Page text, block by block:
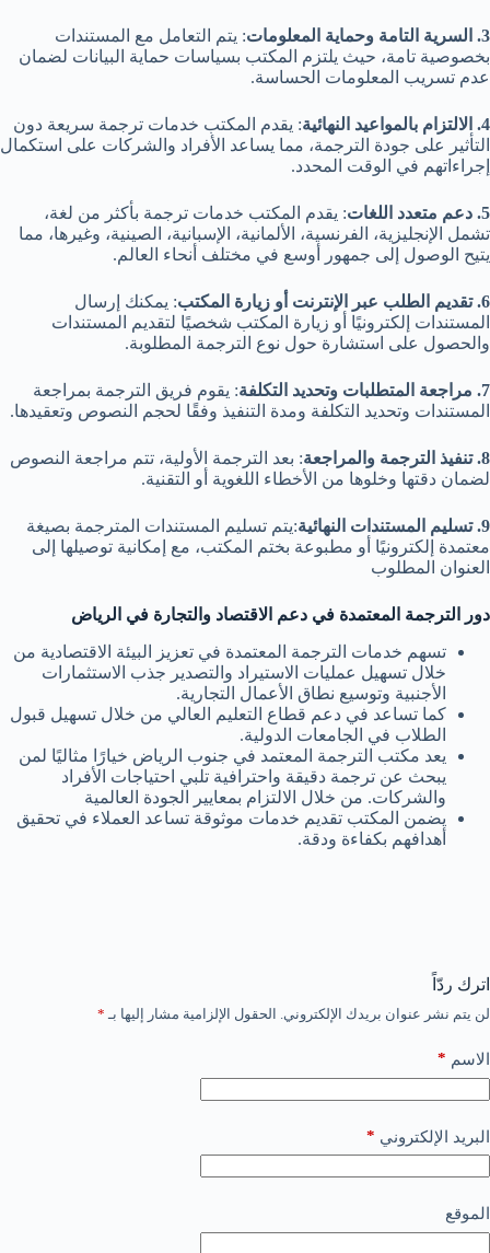
3. السرية التامة وحماية المعلومات
: يتم التعامل مع المستندات
بخصوصية تامة، حيث يلتزم المكتب بسياسات حماية البيانات لضمان
عدم تسريب المعلومات الحساسة.
4. الالتزام بالمواعيد النهائية
: يقدم المكتب خدمات ترجمة سريعة دون
التأثير على جودة الترجمة، مما يساعد الأفراد والشركات على استكمال
إجراءاتهم في الوقت المحدد.
5. دعم متعدد اللغات
: يقدم المكتب خدمات ترجمة بأكثر من لغة،
تشمل الإنجليزية، الفرنسية، الألمانية، الإسبانية، الصينية، وغيرها، مما
يتيح الوصول إلى جمهور أوسع في مختلف أنحاء العالم.
6. تقديم الطلب عبر الإنترنت أو زيارة المكتب
: يمكنك إرسال
المستندات إلكترونيًا أو زيارة المكتب شخصيًا لتقديم المستندات
والحصول على استشارة حول نوع الترجمة المطلوبة.
7. مراجعة المتطلبات وتحديد التكلفة
: يقوم فريق الترجمة بمراجعة
المستندات وتحديد التكلفة ومدة التنفيذ وفقًا لحجم النصوص وتعقيدها.
8. تنفيذ الترجمة والمراجعة
: بعد الترجمة الأولية، تتم مراجعة النصوص
لضمان دقتها وخلوها من الأخطاء اللغوية أو التقنية.
9. تسليم المستندات النهائية
:يتم تسليم المستندات المترجمة بصيغة
معتمدة إلكترونيًا أو مطبوعة بختم المكتب، مع إمكانية توصيلها إلى
العنوان المطلوب
دور الترجمة المعتمدة في دعم الاقتصاد والتجارة في الرياض
تسهم خدمات الترجمة المعتمدة في تعزيز البيئة الاقتصادية من
خلال تسهيل عمليات الاستيراد والتصدير جذب الاستثمارات
الأجنبية وتوسيع نطاق الأعمال التجارية.
كما تساعد في دعم قطاع التعليم العالي من خلال تسهيل قبول
الطلاب في الجامعات الدولية.
يعد مكتب الترجمة المعتمد في جنوب الرياض خيارًا مثاليًا لمن
يبحث عن ترجمة دقيقة واحترافية تلبي احتياجات الأفراد
والشركات. من خلال الالتزام بمعايير الجودة العالمية
يضمن المكتب تقديم خدمات موثوقة تساعد العملاء في تحقيق
أهدافهم بكفاءة ودقة.
اترك ردّاً
لن يتم نشر عنوان بريدك الإلكتروني. الحقول الإلزامية مشار إليها بـ *
الاسم *
البريد الإلكتروني *
الموقع